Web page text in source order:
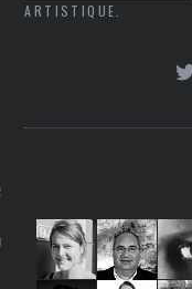
ARTISTIQUE.